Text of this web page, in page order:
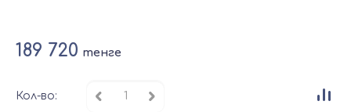
189 720 тенге
Кол-во: